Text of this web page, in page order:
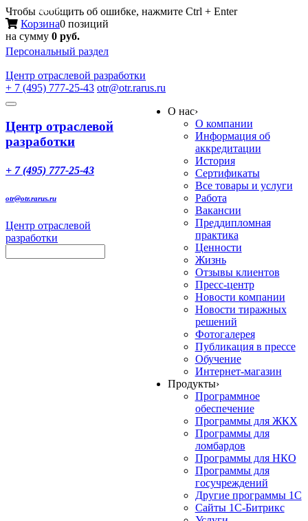
Чтобы сообщить об ошибке, нажмите Ctrl + Enter
Корзина0 позиций
на сумму 0 руб.
Персональный раздел
Центр отраслевой разработки
+ 7 (495) 777-25-43 otr@otr.rarus.ru
Toggle
Меню
Центр отраслевой
разработки
+ 7 (495) 777-25-43
otr@otr.rarus.ru
Центр отраслевой
разработки
О нас›
О компании
Информация об
аккредитации
История
Сертификаты
Все товары и услуги
Работа
Вакансии
Преддипломная
практика
Ценности
Жизнь
Отзывы клиентов
Пресс-центр
Новости компании
Новости тиражных
решений
Фотогалерея
Публикация в прессе
Обучение
Интернет-магазин
Продукты›
Программное
обеспечение
Программы для ЖКХ
Программы для
ломбардов
Программы для НКО
Программы для
госучреждений
Другие программы 1С
Сайты 1С-Битрикс